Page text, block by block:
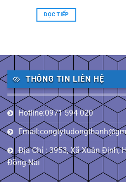
ĐỌC TIẾP
THÔNG TIN LIÊN HỆ
Hotline:0971 594 020
Địa Chỉ : 3953, Xã Xuân Định,
Đồng Nai